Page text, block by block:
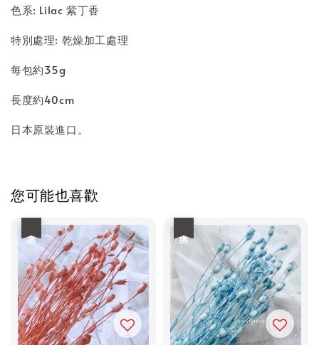
色系: Lilac 紫丁香
特別處理: 乾燥加工處理
每包約35g
長度約40cm
日本原裝進口。
您可能也喜歡